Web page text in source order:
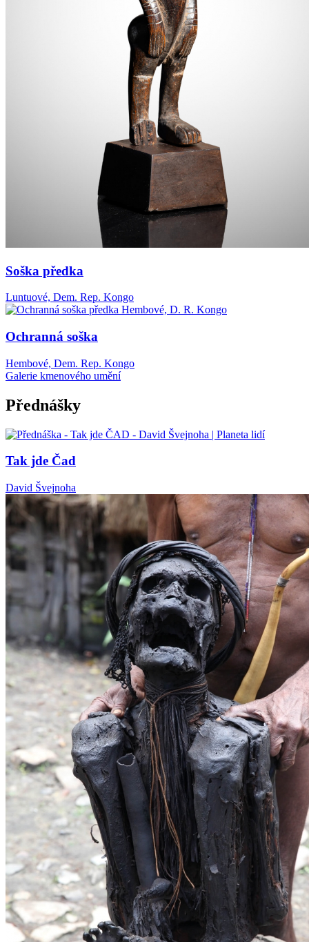
Soška předka
Luntuové, Dem. Rep. Kongo
Ochranná soška
Hembové, Dem. Rep. Kongo
Galerie kmenového umění
Přednášky
Tak jde Čad
David Švejnoha